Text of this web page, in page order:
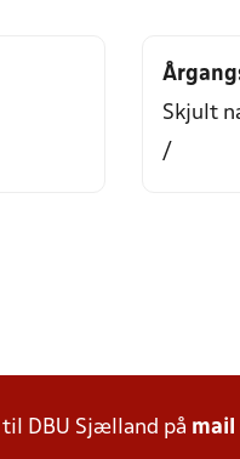
Skjult
/
DBU Sjælland på mail